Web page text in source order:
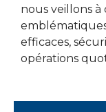
nous veillons à
efficaces,
opérations